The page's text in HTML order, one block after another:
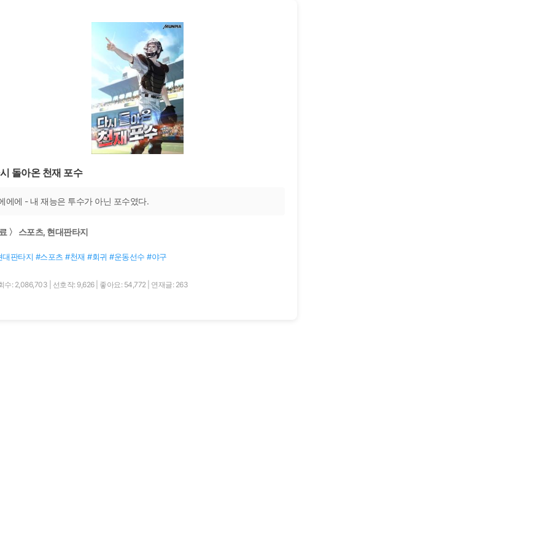
돌아온 천재 포수
에에 - 내 재능은 투수가 아닌 포수였다.
〉 스포츠, 현대판타지
대판타지 #스포츠 #천재 #회귀 #운동선수 #야구
수: 2,086,703 선호작: 9,626 좋아요: 54,772 연재글: 263